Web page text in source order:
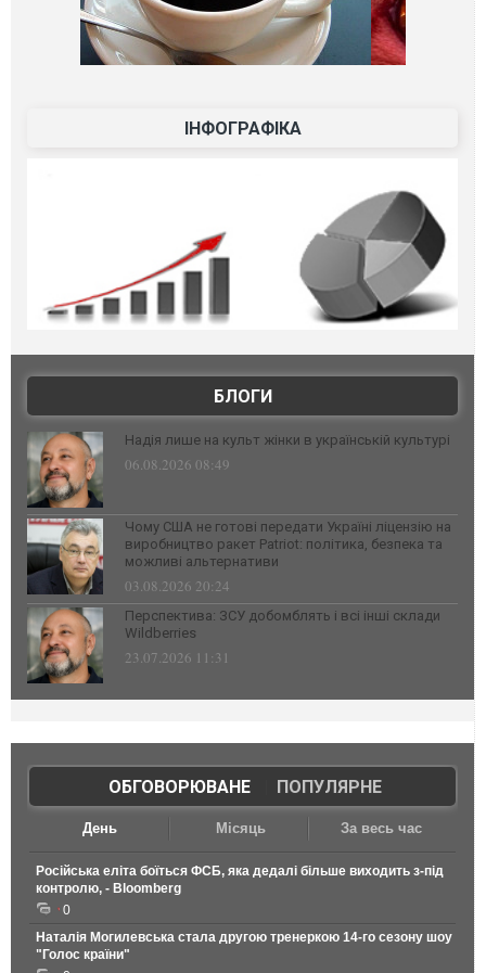
ІНФОГРАФІКА
БЛОГИ
Надія лише на культ жінки в українській культурі
06.08.2026 08:49
Чому США не готові передати Україні ліцензію на
виробництво ракет Patriot: політика, безпека та
можливі альтернативи
03.08.2026 20:24
Перспектива: ЗСУ добомблять і всі інші склади
Wildberries
23.07.2026 11:31
ОБГОВОРЮВАНЕ| ПОПУЛЯРНЕ
День Місяць За весь час
Російська еліта боїться ФСБ, яка дедалі більше виходить з-під
контролю, - Bloomberg
0
Наталія Могилевська стала другою тренеркою 14-го сезону шоу
"Голос країни"